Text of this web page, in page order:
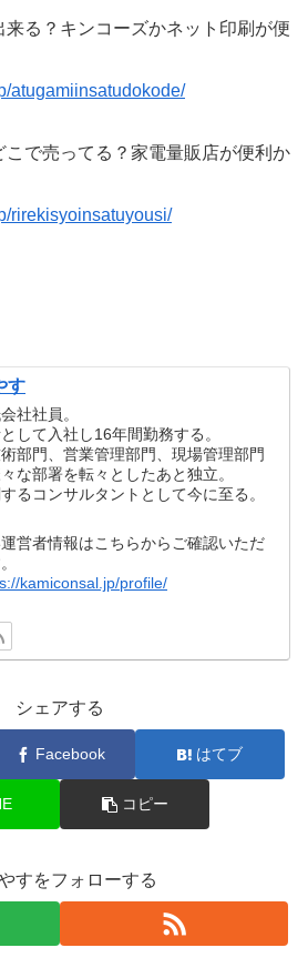
来る？キンコーズかネット印刷が便
atugamiinsatudokode/
こで売ってる？家電量販店が便利か
rirekisyoinsatuyousi/
す
社社員。
して入社し16年間勤務する。
部門、営業管理部門、現場管理部門
な部署を転々としたあと独立。
るコンサルタントとして今に至る。
営者情報はこちらからご確認いただ
kamiconsal.jp/profile/
シェアする
Facebook はてブ
コピー
すをフォローする